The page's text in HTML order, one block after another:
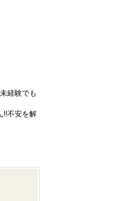
経験でも
!!不安を解